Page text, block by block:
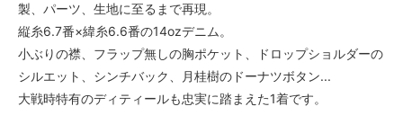
製、パーツ、生地に至るまで再現。
縦糸6.7番×緯糸6.6番の14ozデニム。
小ぶりの襟、フラップ無しの胸ポケット、ドロップショルダーの
シルエット、シンチバック、月桂樹のドーナツボタン...
大戦時特有のディティールも忠実に踏まえた1着です。